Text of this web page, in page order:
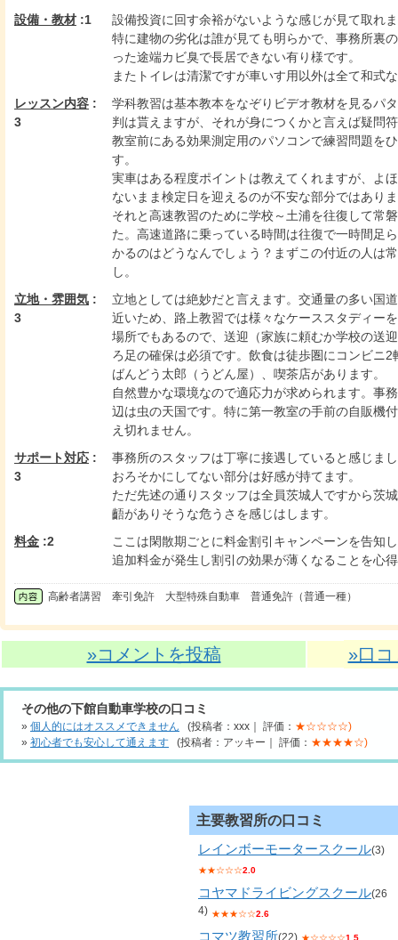
設備・教材 :1
設備投資に回す余裕がないような感じが見て取れ
特に建物の劣化は誰が見ても明らかで、事務所裏
った途端カビ臭で長居できない有り様です。
またトイレは清潔ですが車いす用以外は全て和式
レッスン内容 :
3
学科教習は基本教本をなぞりビデオ教材を見るパ
判は貰えますが、それが身につくかと言えば疑問
教室前にある効果測定用のパソコンで練習問題を
す。
実車はある程度ポイントは教えてくれますが、よ
ないまま検定日を迎えるのが不安な部分ではあり
それと高速教習のために学校～土浦を往復して常
た。高速道路に乗っている時間は往復で一時間足
かるのはどうなんでしょう？まずこの付近の人は
し。
立地・雰囲気 :
3
立地としては絶妙だと言えます。交通量の多い国
近いため、路上教習では様々なケーススタディー
場所でもあるので、送迎（家族に頼むか学校の送
ろ足の確保は必須です。飲食は徒歩圏にコンビニ
ばんどう太郎（うどん屋）、喫茶店があります。
自然豊かな環境なので適応力が求められます。事
辺は虫の天国です。特に第一教室の手前の自販機
え切れません。
サポート対応 :
3
事務所のスタッフは丁寧に接遇していると感じま
おろそかにしてない部分は好感が持てます。
ただ先述の通りスタッフは全員茨城人ですから茨
齬がありそうな危うさを感じはします。
料金 :2
ここは閑散期ごとに料金割引キャンペーンを告知
追加料金が発生し割引の効果が薄くなることを心
高齢者講習 牽引免許 大型特殊自動車 普通免許（普通一種）
»コメントを投稿 »口
その他の下館自動車学校の口コミ
» 個人的にはオススメできません (投稿者：xxx｜ 評価： ★☆☆☆☆)
» 初心者でも安心して通えます (投稿者：アッキー｜ 評価： ★★★★☆)
主要教習所の口コミ
レインボーモータースクール(3)
★★☆☆☆2.0
コヤマドライビングスクール(26
4) ★★★☆☆2.6
コマツ教習所(22) ★☆☆☆☆1.5